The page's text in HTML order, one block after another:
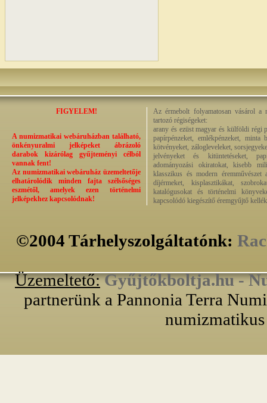
FIGYELEM!
A numizmatikai webáruházban található,
önkényuralmi jelképeket ábrázoló
darabok kizárólag gyűjteményi célból
vannak fent!
Az numizmatikai webáruház üzemeltetője
elhatárolódik minden fajta szélsőséges
eszmétől, amelyek ezen történelmi
jelképekhez kapcsolódnak!
Az érmebolt folyamatosan vásárol a
tartozó régiségeket:
arany és ezüst magyar és külföldi régi
papírpénzeket, emlékpénzeket, minta
kötvényeket, zálogleveleket,
jelvényeket és kitüntetéseket,
adományozási okiratokat, kisebb
klasszikus és modern éremművészet
díjérmeket, kisplasztikákat,
katalógusokat és történelmi
kapcsolódó kiegészítő éremgyűjtő
©2004 Tárhelyszolgáltatónk:
Üzemeltető: Gyűjtőkboltja.hu -
partnerünk a Pannonia Terra
numizmatikus